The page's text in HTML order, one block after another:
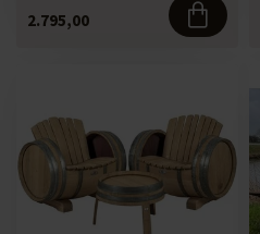
2.795,00